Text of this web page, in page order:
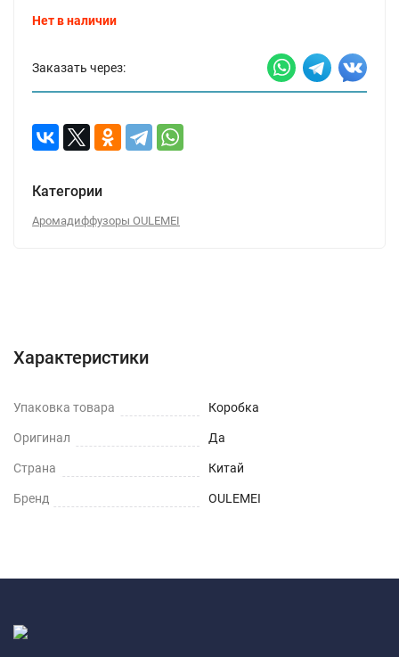
Нет в наличии
Заказать через:
Категории
Аромадиффузоры OULEMEI
Характеристики
Упаковка товара Коробка
Оригинал Да
Страна Китай
Бренд OULEMEI